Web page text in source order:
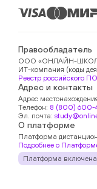
Правообладатель
ООО «ОНЛАЙН-
ИТ-компания (коды
Реестр российского
Адрес и контакты
Адрес
Телефон: 8 (800) 600-
Эл. почта:
О платформе
Платформа
Подробнее о
Платформа